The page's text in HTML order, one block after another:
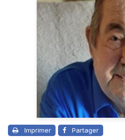
Imprimer Partager